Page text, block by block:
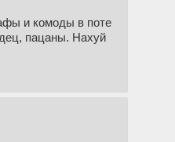
и комоды в поте
пацаны. Нахуй